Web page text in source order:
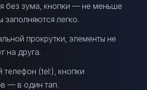
без зума, кнопки — не меньше
заполняются легко.
прокрутки, элементы не
на друга.
телефон (tel:), кнопки
— в один тап.